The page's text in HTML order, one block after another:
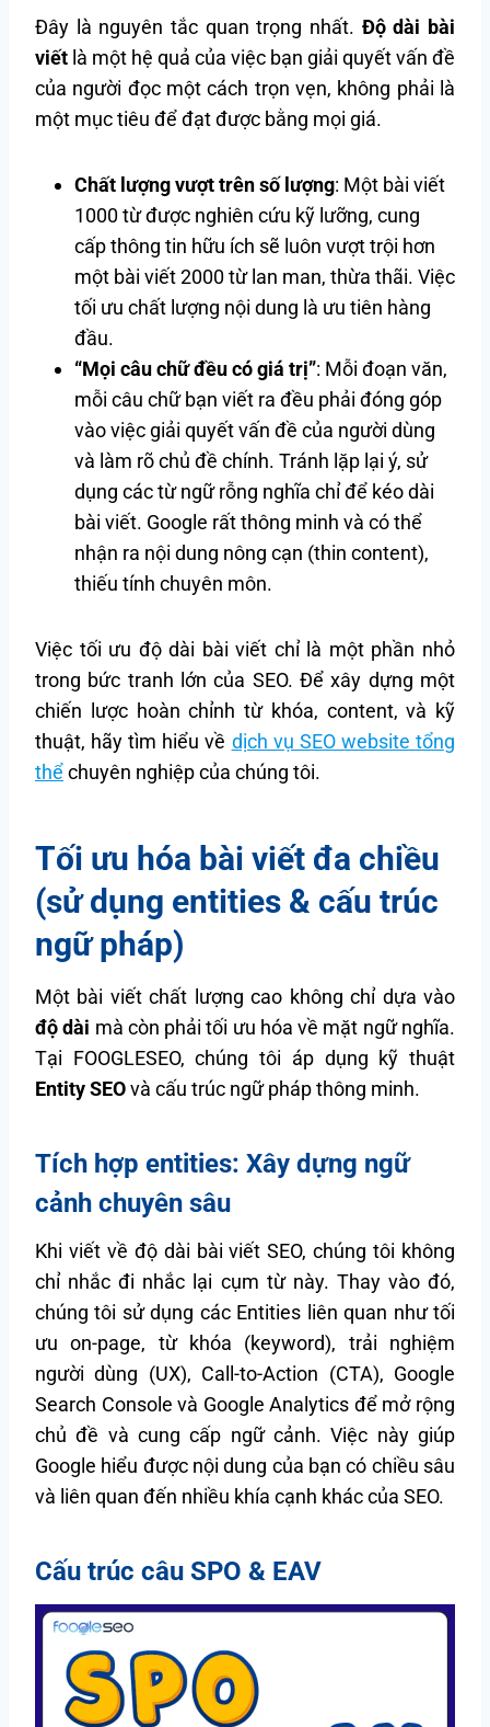
Đây là nguyên tắc quan trọng nhất. Độ dài bài
viết là một hệ quả của việc bạn giải quyết vấn đề
của người đọc một cách trọn vẹn, không phải là
một mục tiêu để đạt được bằng mọi giá.
Chất lượng vượt trên số lượng: Một bài viết
1000 từ được nghiên cứu kỹ lưỡng, cung
cấp thông tin hữu ích sẽ luôn vượt trội hơn
một bài viết 2000 từ lan man, thừa thãi. Việc
tối ưu chất lượng nội dung là ưu tiên hàng
đầu.
“Mọi câu chữ đều có giá trị”: Mỗi đoạn văn,
mỗi câu chữ bạn viết ra đều phải đóng góp
vào việc giải quyết vấn đề của người dùng
và làm rõ chủ đề chính. Tránh lặp lại ý, sử
dụng các từ ngữ rỗng nghĩa chỉ để kéo dài
bài viết. Google rất thông minh và có thể
nhận ra nội dung nông cạn (thin content),
thiếu tính chuyên môn.
Việc tối ưu độ dài bài viết chỉ là một phần nhỏ
trong bức tranh lớn của SEO. Để xây dựng một
chiến lược hoàn chỉnh từ khóa, content, và kỹ
thuật, hãy tìm hiểu về dịch vụ SEO website tổng
thểchuyên nghiệp của chúng tôi.
Tối ưu hóa bài viết đa chiều
(sử dụng entities & cấu trúc
ngữ pháp)
Một bài viết chất lượng cao không chỉ dựa vào
độ dài mà còn phải tối ưu hóa về mặt ngữ nghĩa.
Tại FOOGLESEO, chúng tôi áp dụng kỹ thuật
Entity SEOvà cấu trúc ngữ pháp thông minh.
Tích hợp entities: Xây dựng ngữ
cảnh chuyên sâu
Khi viết về độ dài bài viết SEO, chúng tôi không
chỉ nhắc đi nhắc lại cụm từ này. Thay vào đó,
chúng tôi sử dụng các Entities liên quan như tối
ưu on-page, từ khóa (keyword), trải nghiệm
người dùng (UX), Call-to-Action (CTA), Google
Search Console và Google Analytics để mở rộng
chủ đề và cung cấp ngữ cảnh. Việc này giúp
Google hiểu được nội dung của bạn có chiều sâu
và liên quan đến nhiều khía cạnh khác của SEO.
Cấu trúc câu SPO & EAV